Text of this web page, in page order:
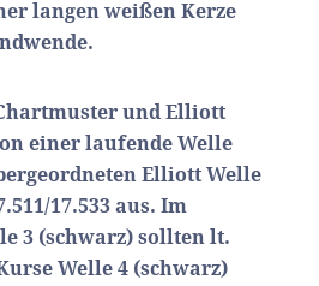
langen weißen Kerze
und Elliott
einer laufende Welle
Elliott Welle
17.533 aus. Im
3 (schwarz) sollten lt.
Welle 4 (schwarz)